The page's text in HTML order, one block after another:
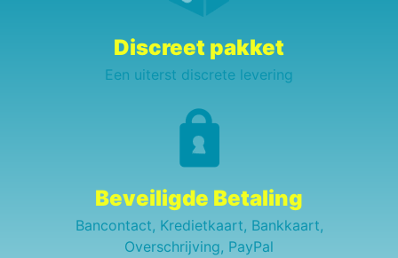
Discreet pakket
Een uiterst discrete levering
Beveiligde Betaling
Bancontact, Kredietkaart, Bankkaart,
Overschrijving, PayPal